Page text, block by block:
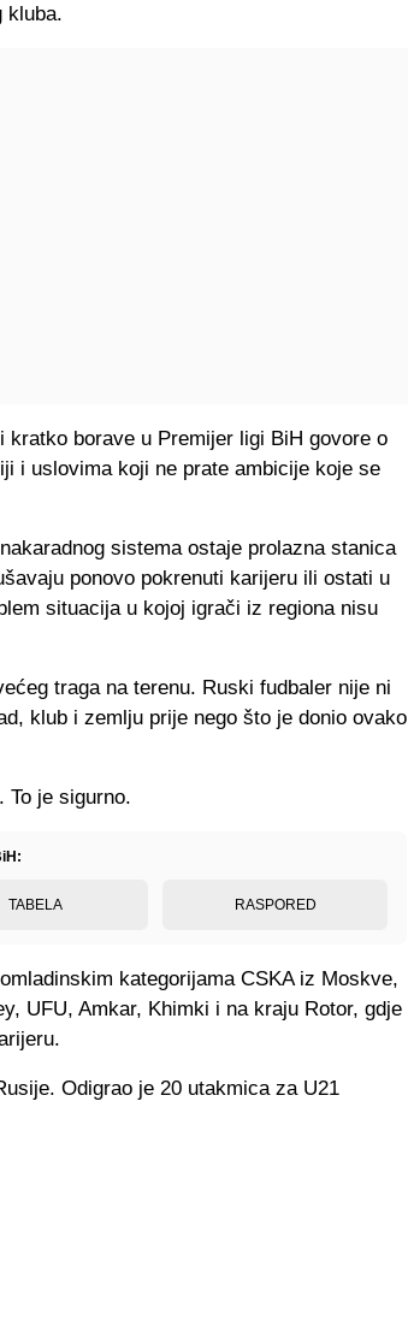
kluba.
borave u Premijer ligi BiH govore o
i uslovima koji ne prate ambicije koje se
sistema ostaje prolazna stanica
ponovo pokrenuti karijeru ili ostati u
situacija u kojoj igrači iz regiona nisu
traga na terenu. Ruski fudbaler nije ni
klub i zemlju prije nego što je donio ovako
To je sigurno.
TABELA RASPORED
kategorijama CSKA iz Moskve,
UFU, Amkar, Khimki i na kraju Rotor, gdje
Odigrao je 20 utakmica za U21